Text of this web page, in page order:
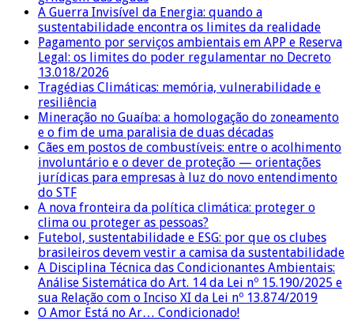
A Guerra Invisível da Energia: quando a
sustentabilidade encontra os limites da realidade
Pagamento por serviços ambientais em APP e Reserva
Legal: os limites do poder regulamentar no Decreto
13.018/2026
Tragédias Climáticas: memória, vulnerabilidade e
resiliência
Mineração no Guaíba: a homologação do zoneamento
e o fim de uma paralisia de duas décadas
Cães em postos de combustíveis: entre o acolhimento
involuntário e o dever de proteção — orientações
jurídicas para empresas à luz do novo entendimento
do STF
A nova fronteira da política climática: proteger o
clima ou proteger as pessoas?
Futebol, sustentabilidade e ESG: por que os clubes
brasileiros devem vestir a camisa da sustentabilidade
A Disciplina Técnica das Condicionantes Ambientais:
Análise Sistemática do Art. 14 da Lei nº 15.190/2025 e
sua Relação com o Inciso XI da Lei nº 13.874/2019
O Amor Está no Ar… Condicionado!